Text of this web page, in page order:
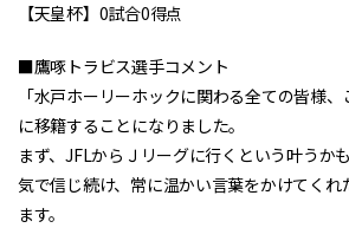
【天皇杯】0試合0得点
■鷹啄トラビス選手コメント
「水戸ホーリーホックに関わる全ての皆様
に移籍することになりました。
まず、JFLからＪリーグに行くという叶うか
気で信じ続け、常に温かい言葉をかけてくれ
ます。